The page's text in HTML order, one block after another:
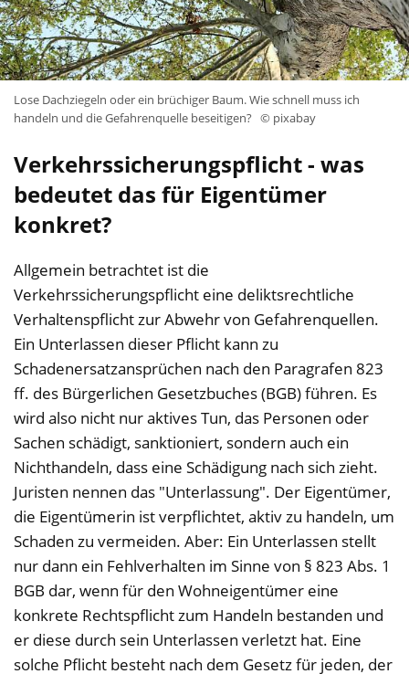
Lose Dachziegeln oder ein brüchiger Baum. Wie schnell muss ich
handeln und die Gefahrenquelle beseitigen? © pixabay
Verkehrssicherungspflicht - was
bedeutet das für Eigentümer
konkret?
Allgemein betrachtet ist die
Verkehrssicherungspflicht eine deliktsrechtliche
Verhaltenspflicht zur Abwehr von Gefahrenquellen.
Ein Unterlassen dieser Pflicht kann zu
Schadenersatzansprüchen nach den Paragrafen 823
ff. des Bürgerlichen Gesetzbuches (BGB) führen. Es
wird also nicht nur aktives Tun, das Personen oder
Sachen schädigt, sanktioniert, sondern auch ein
Nichthandeln, dass eine Schädigung nach sich zieht.
Juristen nennen das "Unterlassung". Der Eigentümer,
die Eigentümerin ist verpflichtet, aktiv zu handeln, um
Schaden zu vermeiden. Aber: Ein Unterlassen stellt
nur dann ein Fehlverhalten im Sinne von § 823 Abs. 1
BGB dar, wenn für den Wohneigentümer eine
konkrete Rechtspflicht zum Handeln bestanden und
er diese durch sein Unterlassen verletzt hat. Eine
solche Pflicht besteht nach dem Gesetz für jeden, der